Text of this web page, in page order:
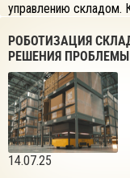
управлению складом.
инновационное
маркировки. В рамках
Казахстане:
маркировки и
маркировки в России
системой Честный
международными
РОБОТИЗАЦИЯ
РЕШЕНИЯ
14.07.25